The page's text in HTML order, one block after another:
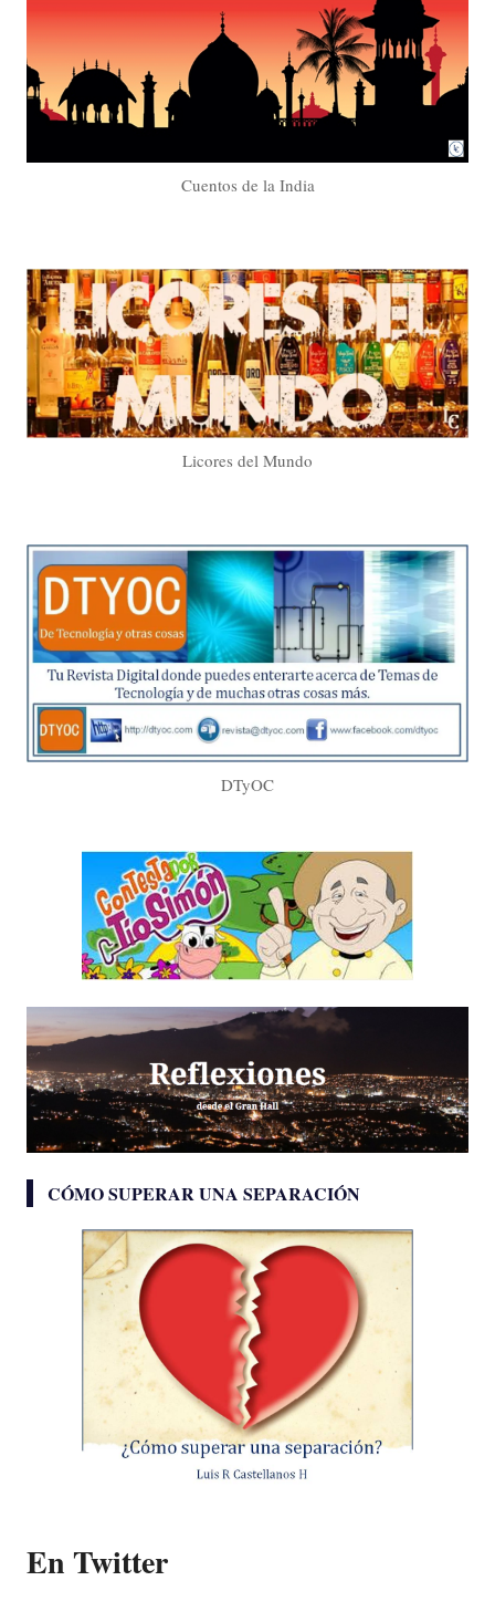
Cuentos de la India
Licores del Mundo
DTyOC
CÓMO SUPERAR UNA SEPARACIÓN
En Twitter